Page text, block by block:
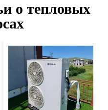
о тепловых